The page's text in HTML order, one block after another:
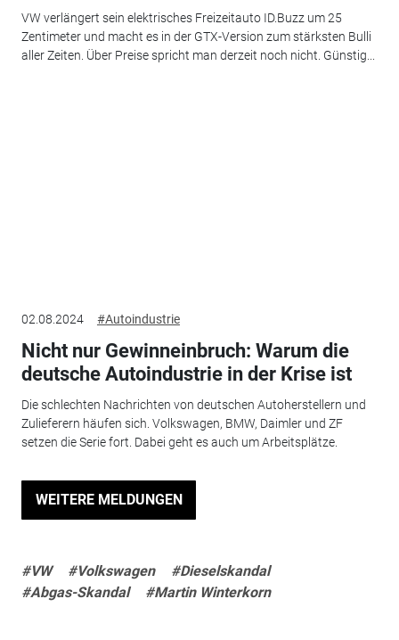
VW verlängert sein elektrisches Freizeitauto ID.Buzz um 25
Zentimeter und macht es in der GTX-Version zum stärksten Bulli
aller Zeiten. Über Preise spricht man derzeit noch nicht. Günstig...
02.08.2024 #Autoindustrie
Nicht nur Gewinneinbruch: Warum die
deutsche Autoindustrie in der Krise ist
Die schlechten Nachrichten von deutschen Autoherstellern und
Zulieferern häufen sich. Volkswagen, BMW, Daimler und ZF
setzen die Serie fort. Dabei geht es auch um Arbeitsplätze.
WEITERE MELDUNGEN
#VW #Volkswagen
#Dieselskandal
#Abgas-Skandal
#Martin Winterkorn